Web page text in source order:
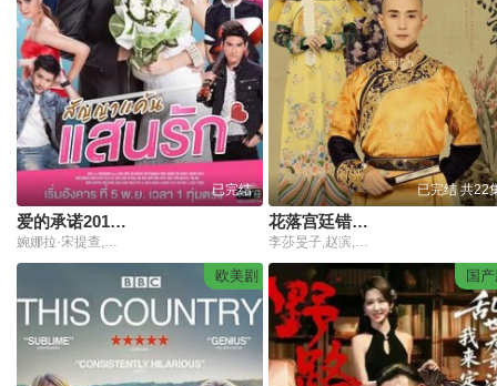
已完结
爱的承诺2019国语版
婉娜拉·宋提查,米提隆·班栓,迪.威威迪.巴沃隆凯拉霆卡州恩,拓朴·特温·苏拉彻耿,萨哈拉·西兰塔纳普瓦敦
已完结 共22
花落宫廷错流年第一季
李莎旻子,赵滨,廖彦龙
欧美剧 国